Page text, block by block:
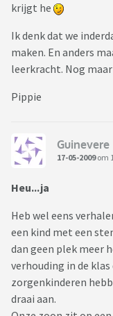
krijgt he
Ik denk dat we
maken. En anders
leerkracht. Nog
Pippie
Guinevere
17-05-2009om
Heu...ja
Heb wel eens
een kind met een
dan geen plek meer
verhouding in de
zorgenkinderen
draai aan.